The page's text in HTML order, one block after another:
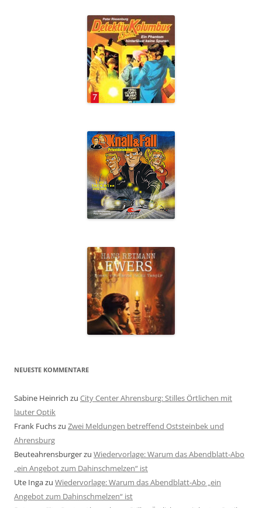
NEUESTE KOMMENTARE
Sabine Heinrich zu City Center Ahrensburg: Stilles Örtlichen mit
lauter Optik
Frank Fuchszu Zwei Meldungen betreffend Oststeinbek und
Ahrensburg
Beuteahrensburgerzu Wiedervorlage: Warum das Abendblatt-Abo
„ein Angebot zum Dahinschmelzen“ ist
Ute Ingazu Wiedervorlage: Warum das Abendblatt-Abo „ein
Angebot zum Dahinschmelzen“ ist